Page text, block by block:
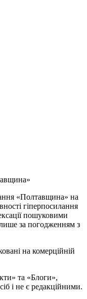
«Полтавщина» на
гіперпосилання
пошуковими
за погодженням з
на комерційній
та «Блоги»,
і не є редакційними.